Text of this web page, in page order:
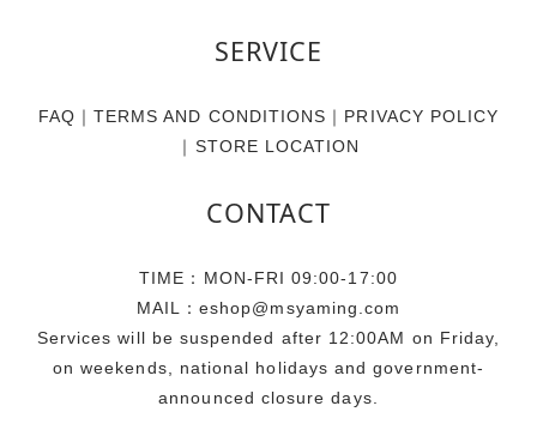
品，將具代表性之一的單朵玫瑰，細緻呈現於充滿渡假輕盈氣
即使漫步於沙灘，也有最迷人的玫瑰相伴，展現獨樹一幟的個
人魅力。 海邊渡假御用 一體成型的防水美學 大容量的從容收
假的實用概念出發。滿足假期至海岸、海島或河畔旅遊的需
片配件及彩妝品都能輕鬆收納，免去分提多袋、大包小包出行
的不便，柔軟且具韌性的材質讓它在行李箱中毫不佔據多餘空
間，只需壓扁平放收入即可。提袋特別採用一體成型的設計，
呈現出乾淨俐落的線條外，更能順暢、柔軟地貼合人體肩線，
SERVICE
FAQ ｜ TERMS AND CONDITIONS ｜ PRIVACY POLICY
｜ STORE LOCATION
CONTACT
TIME：MON-FRI 09:00-17:00
MAIL：eshop@msyaming.com
Services will be suspended after 12:00AM on Friday,
on weekends, national holidays and government-
announced closure days.